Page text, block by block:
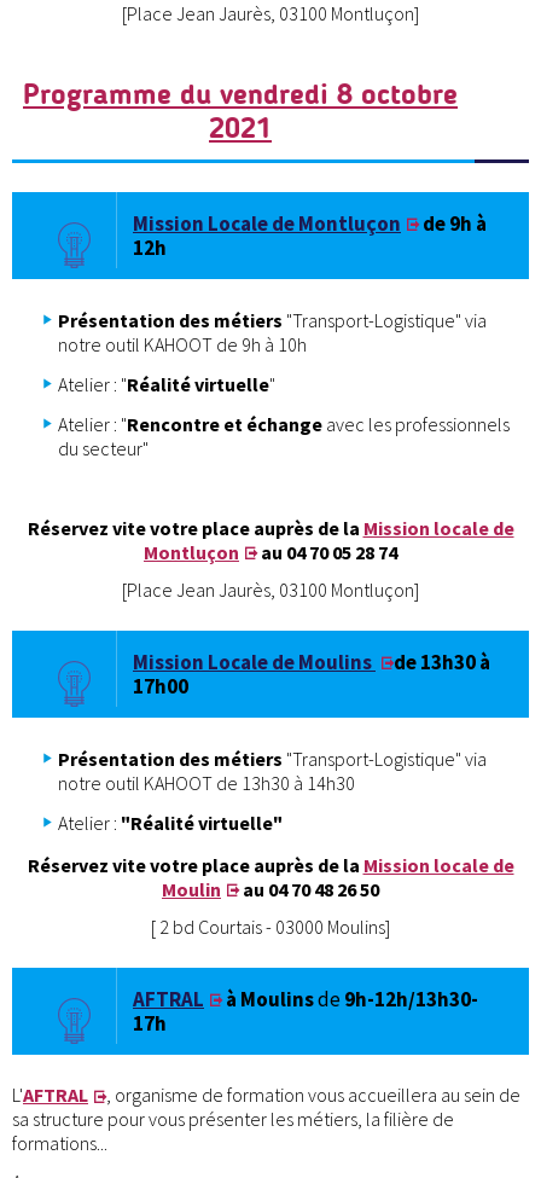
[Place Jean Jaurès, 03100 Montluçon]
Programme du vendredi 8 octobre
2021
Mission Locale de Montluçon
de 9h à
12h
Présentation des métiers "Transport-Logistique" via
notre outil KAHOOT de 9h à 10h
Atelier : "Réalité virtuelle"
Atelier : "Rencontre et échange avec les professionnels
du secteur"
Réservez vite votre place auprès de la Mission locale de
Montluçon
au 04 70 05 28 74
[Place Jean Jaurès, 03100 Montluçon]
Mission Locale de Moulins
de 13h30 à
17h00
Présentation des métiers "Transport-Logistique" via
notre outil KAHOOT de 13h30 à 14h30
Atelier : "Réalité virtuelle"
Réservez vite votre place auprès de la Mission locale de
Moulin
au 04 70 48 26 50
[ 2 bd Courtais - 03000 Moulins]
AFTRAL à Moulinsde9h-12h/13h30-
17h
L'AFTRAL
, organisme de formation vous accueillera au sein de
sa structure pour vous présenter les métiers, la filière de
formations...